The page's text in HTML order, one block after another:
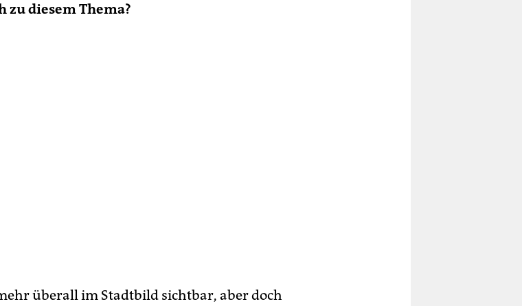
zu diesem Thema?
überall im Stadtbild sichtbar, aber doch